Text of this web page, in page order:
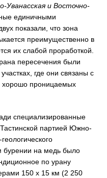
Уванасская и Восточно-
единичными
показали, что зона
преимущественно в
их слабой проработкой.
пересечения были
где они связаны с
хорошо проницаемых
специализированные
партией Южно-
бурении на медь было
по урану
150 х 15 км (2 250